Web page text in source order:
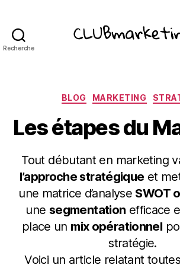
Recherche
BLOG MARKETING
Les étapes du
Tout débutant en marketing
l’approche stratégique et
une matrice d’analyse SWOT
une segmentation efficace
place un mix opérationnel
stratégie.
Voici un article relatant